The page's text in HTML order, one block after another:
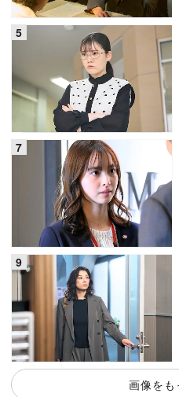
画像をも